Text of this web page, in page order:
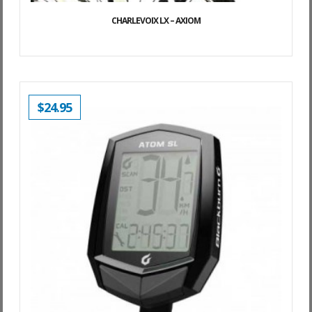
CHARLEVOIX LX – AXIOM
$24.95